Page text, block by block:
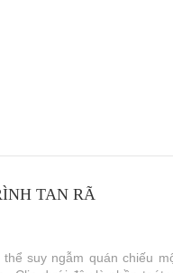
TAN RÃ
suy ngẫm quán chiếu